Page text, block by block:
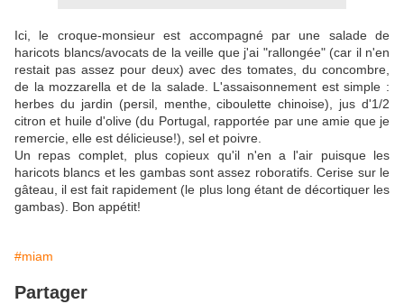
Ici, le croque-monsieur est accompagné par une salade de
haricots blancs/avocats de la veille que j'ai "rallongée" (car il n'en
restait pas assez pour deux) avec des tomates, du concombre,
de la mozzarella et de la salade. L'assaisonnement est simple :
herbes du jardin (persil, menthe, ciboulette chinoise), jus d'1/2
citron et huile d'olive (du Portugal, rapportée par une amie que je
remercie, elle est délicieuse!), sel et poivre.
Un repas complet, plus copieux qu'il n'en a l'air puisque les
haricots blancs et les gambas sont assez roboratifs. Cerise sur le
gâteau, il est fait rapidement (le plus long étant de décortiquer les
gambas). Bon appétit!
#miam
Partager